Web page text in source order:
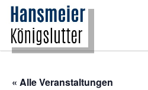
« Alle Veranstaltungen